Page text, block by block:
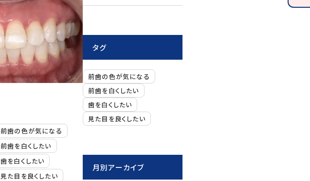
前歯の色が気になる
前歯を白くしたい
歯を白くしたい
見た目を良くしたい
タグ
前歯の色が気になる
前歯を白くしたい
歯を白くしたい
見た目を良くしたい
月別アーカイブ